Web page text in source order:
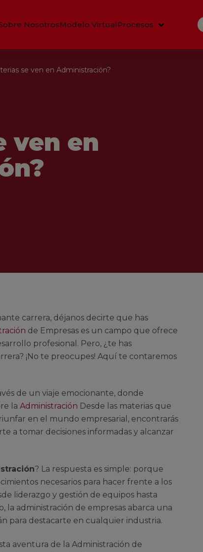
NosotrosModelo VirtualProcesos
ven en
se ven en Administración?
carrera, déjanos decirte que has
de Empresas es un campo que ofrece
profesional. Pero, ¿te has
¡No te preocupes! Aquí te contaremos
de un viaje emocionante, donde
la Administración Desde las materias que
en el mundo empresarial, encontrarás
a tomar decisiones informadas y alcanzar
? La respuesta es simple: porque
necesarios para hacer frente a los
liderazgo y gestión de equipos hasta
la administración de empresas abarca una
para destacarte en cualquier industria.
aventura de la Administración de